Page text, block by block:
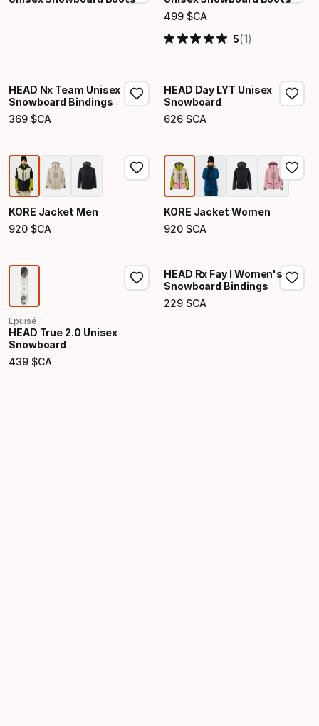
499 $CA
Prix final
5(1)
HEAD Nx Team Unisex
Snowboard Bindings
369 $CA
Prix final
HEAD Day LYT Unisex
Snowboard
626 $CA
Prix final
KORE Jacket Men
920 $CA
Prix final
KORE Jacket Women
920 $CA
Prix final
Épuisé
HEAD True 2.0 Unisex
Snowboard
439 $CA
Prix final
HEAD Rx Fay I Women's
Snowboard Bindings
229 $CA
Prix final